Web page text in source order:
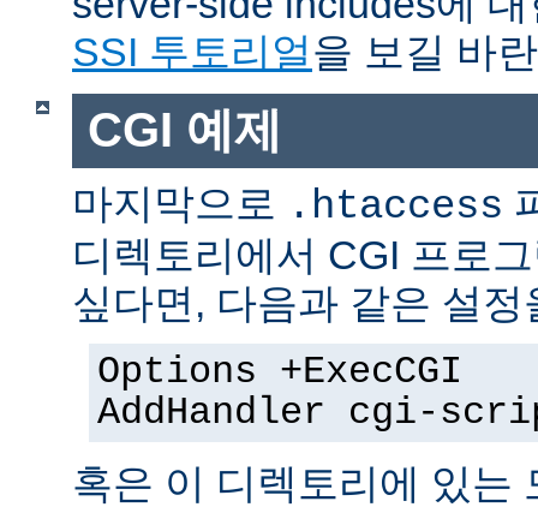
SSI 투토리얼을 보길 바
CGI 예제
마지막으로 .htaccess
디렉토리에서 CGI 프로
싶다면, 다음과 같은 설정
Options +ExecCGI
AddHandler cgi-
혹은 이 디렉토리에 있는